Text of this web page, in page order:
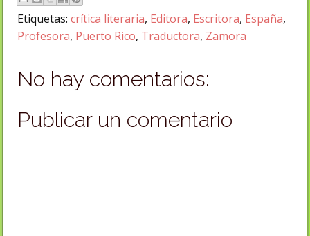
Etiquetas: crítica literaria, Editora, Escritora, España,
Profesora, Puerto Rico, Traductora, Zamora
No hay comentarios:
Publicar un comentario